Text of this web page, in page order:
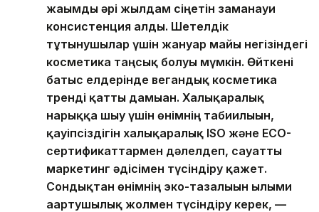
жағымды әрі жылдам сіңетін заманауи
консистенция алды. Шетелдік
тұтынушылар үшін жануар майы негізіндегі
косметика таңсық болуы мүмкін. Өйткені
батыс елдерінде вегандық косметика
тренді қатты дамыған. Халықаралық
нарыққа шығу үшін өнімнің табиғилығын,
қауіпсіздігін халықаралық ISO және ECO-
сертификаттармен дәлелдеп, сауатты
маркетинг әдісімен түсіндіру қажет.
Сондықтан өнімнің эко-тазалығын ғылыми
ағартушылық жолмен түсіндіру керек, —